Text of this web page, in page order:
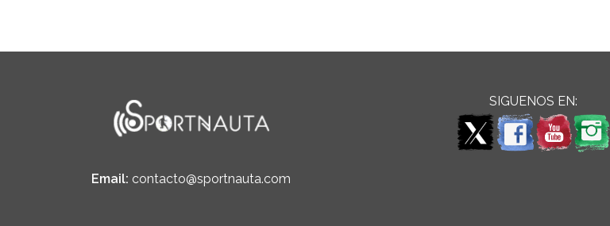
Email: contacto@sportnauta.com
SIGUENOS EN: